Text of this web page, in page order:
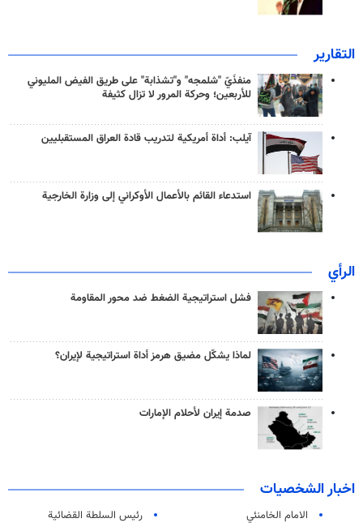
التقارير
منفذَيّ "شلمجه" و"تشذابة" على طريق الفيض المليوني
للأربعين؛ وحركة المرور لا تزال كثيفة
آيلب: أداة أمريكية لتدريب قادة العراق المستقبليين
استدعاء القائم بالأعمال الأوكراني إلى وزارة الخارجية
الرأي
فشل استراتيجية الضغط ضد محور المقاومة
لماذا يشكّل مضيق هرمز أداة استراتيجية لإيران؟
صدمة إيران لأحلام الإمارات
اخبار الشخصيات
الامام الخامنئي
رئیس السلطة القضائیة